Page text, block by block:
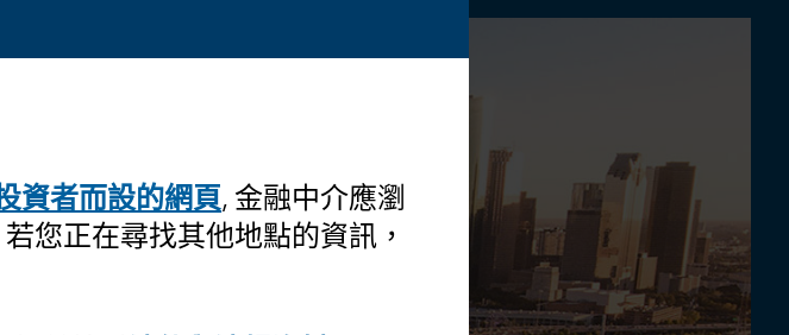
資者而設的網頁, 金融中介應瀏
若您正在尋找其他地點的資訊，